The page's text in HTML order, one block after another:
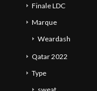
Finale LDC
Marque
Weardash
Qatar 2022
Type
sweat